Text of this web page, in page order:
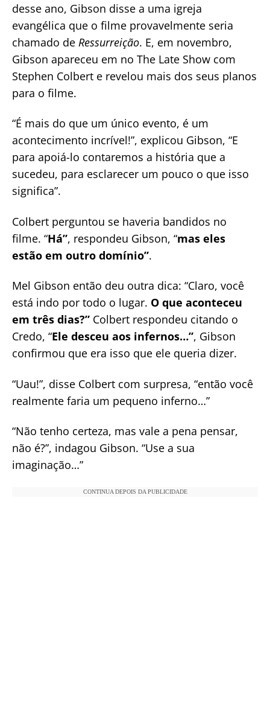
desse ano, Gibson disse a uma igreja
evangélica que o filme provavelmente seria
chamado de Ressurreição. E, em novembro,
Gibson apareceu em no The Late Show com
Stephen Colbert e revelou mais dos seus planos
para o filme.
“É mais do que um único evento, é um
acontecimento incrível!”, explicou Gibson, “E
para apoiá-lo contaremos a história que a
sucedeu, para esclarecer um pouco o que isso
significa”.
Colbert perguntou se haveria bandidos no
filme. “Há”, respondeu Gibson, “mas eles
estão em outro domínio”.
Mel Gibson então deu outra dica: “Claro, você
está indo por todo o lugar. O que aconteceu
em três dias?” Colbert respondeu citando o
Credo, “Ele desceu aos infernos…”, Gibson
confirmou que era isso que ele queria dizer.
“Uau!”, disse Colbert com surpresa, “então você
realmente faria um pequeno inferno…”
“Não tenho certeza, mas vale a pena pensar,
não é?”, indagou Gibson. “Use a sua
imaginação…”
CONTINUA DEPOIS DA PUBLICIDADE